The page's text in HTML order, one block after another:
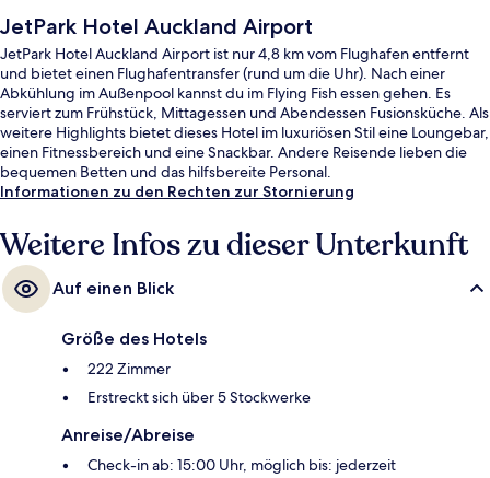
JetPark Hotel Auckland Airport
JetPark Hotel Auckland Airport ist nur 4,8 km vom Flughafen entfernt
und bietet einen Flughafentransfer (rund um die Uhr). Nach einer
Abkühlung im Außenpool kannst du im Flying Fish essen gehen. Es
serviert zum Frühstück, Mittagessen und Abendessen Fusionsküche. Als
weitere Highlights bietet dieses Hotel im luxuriösen Stil eine Loungebar,
einen Fitnessbereich und eine Snackbar. Andere Reisende lieben die
bequemen Betten und das hilfsbereite Personal.
Informationen zu den Rechten zur Stornierung
Weitere Infos zu dieser Unterkunft
Auf einen Blick
Größe des Hotels
222 Zimmer
Erstreckt sich über 5 Stockwerke
Anreise/Abreise
Check-in ab: 15:00 Uhr, möglich bis: jederzeit